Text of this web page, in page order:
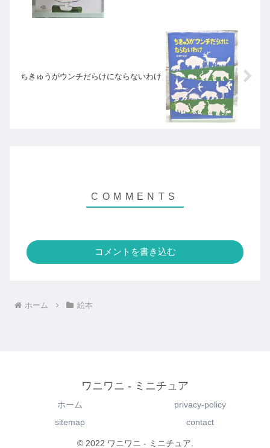
ちきゅうがウンチだらけにならないわけ
コメントを書き込む
ホーム 絵本
ワニワニ - ミニチュア
ホーム
privacy-policy
sitemap
contact
© 2022 ワニワニ - ミニチュア.